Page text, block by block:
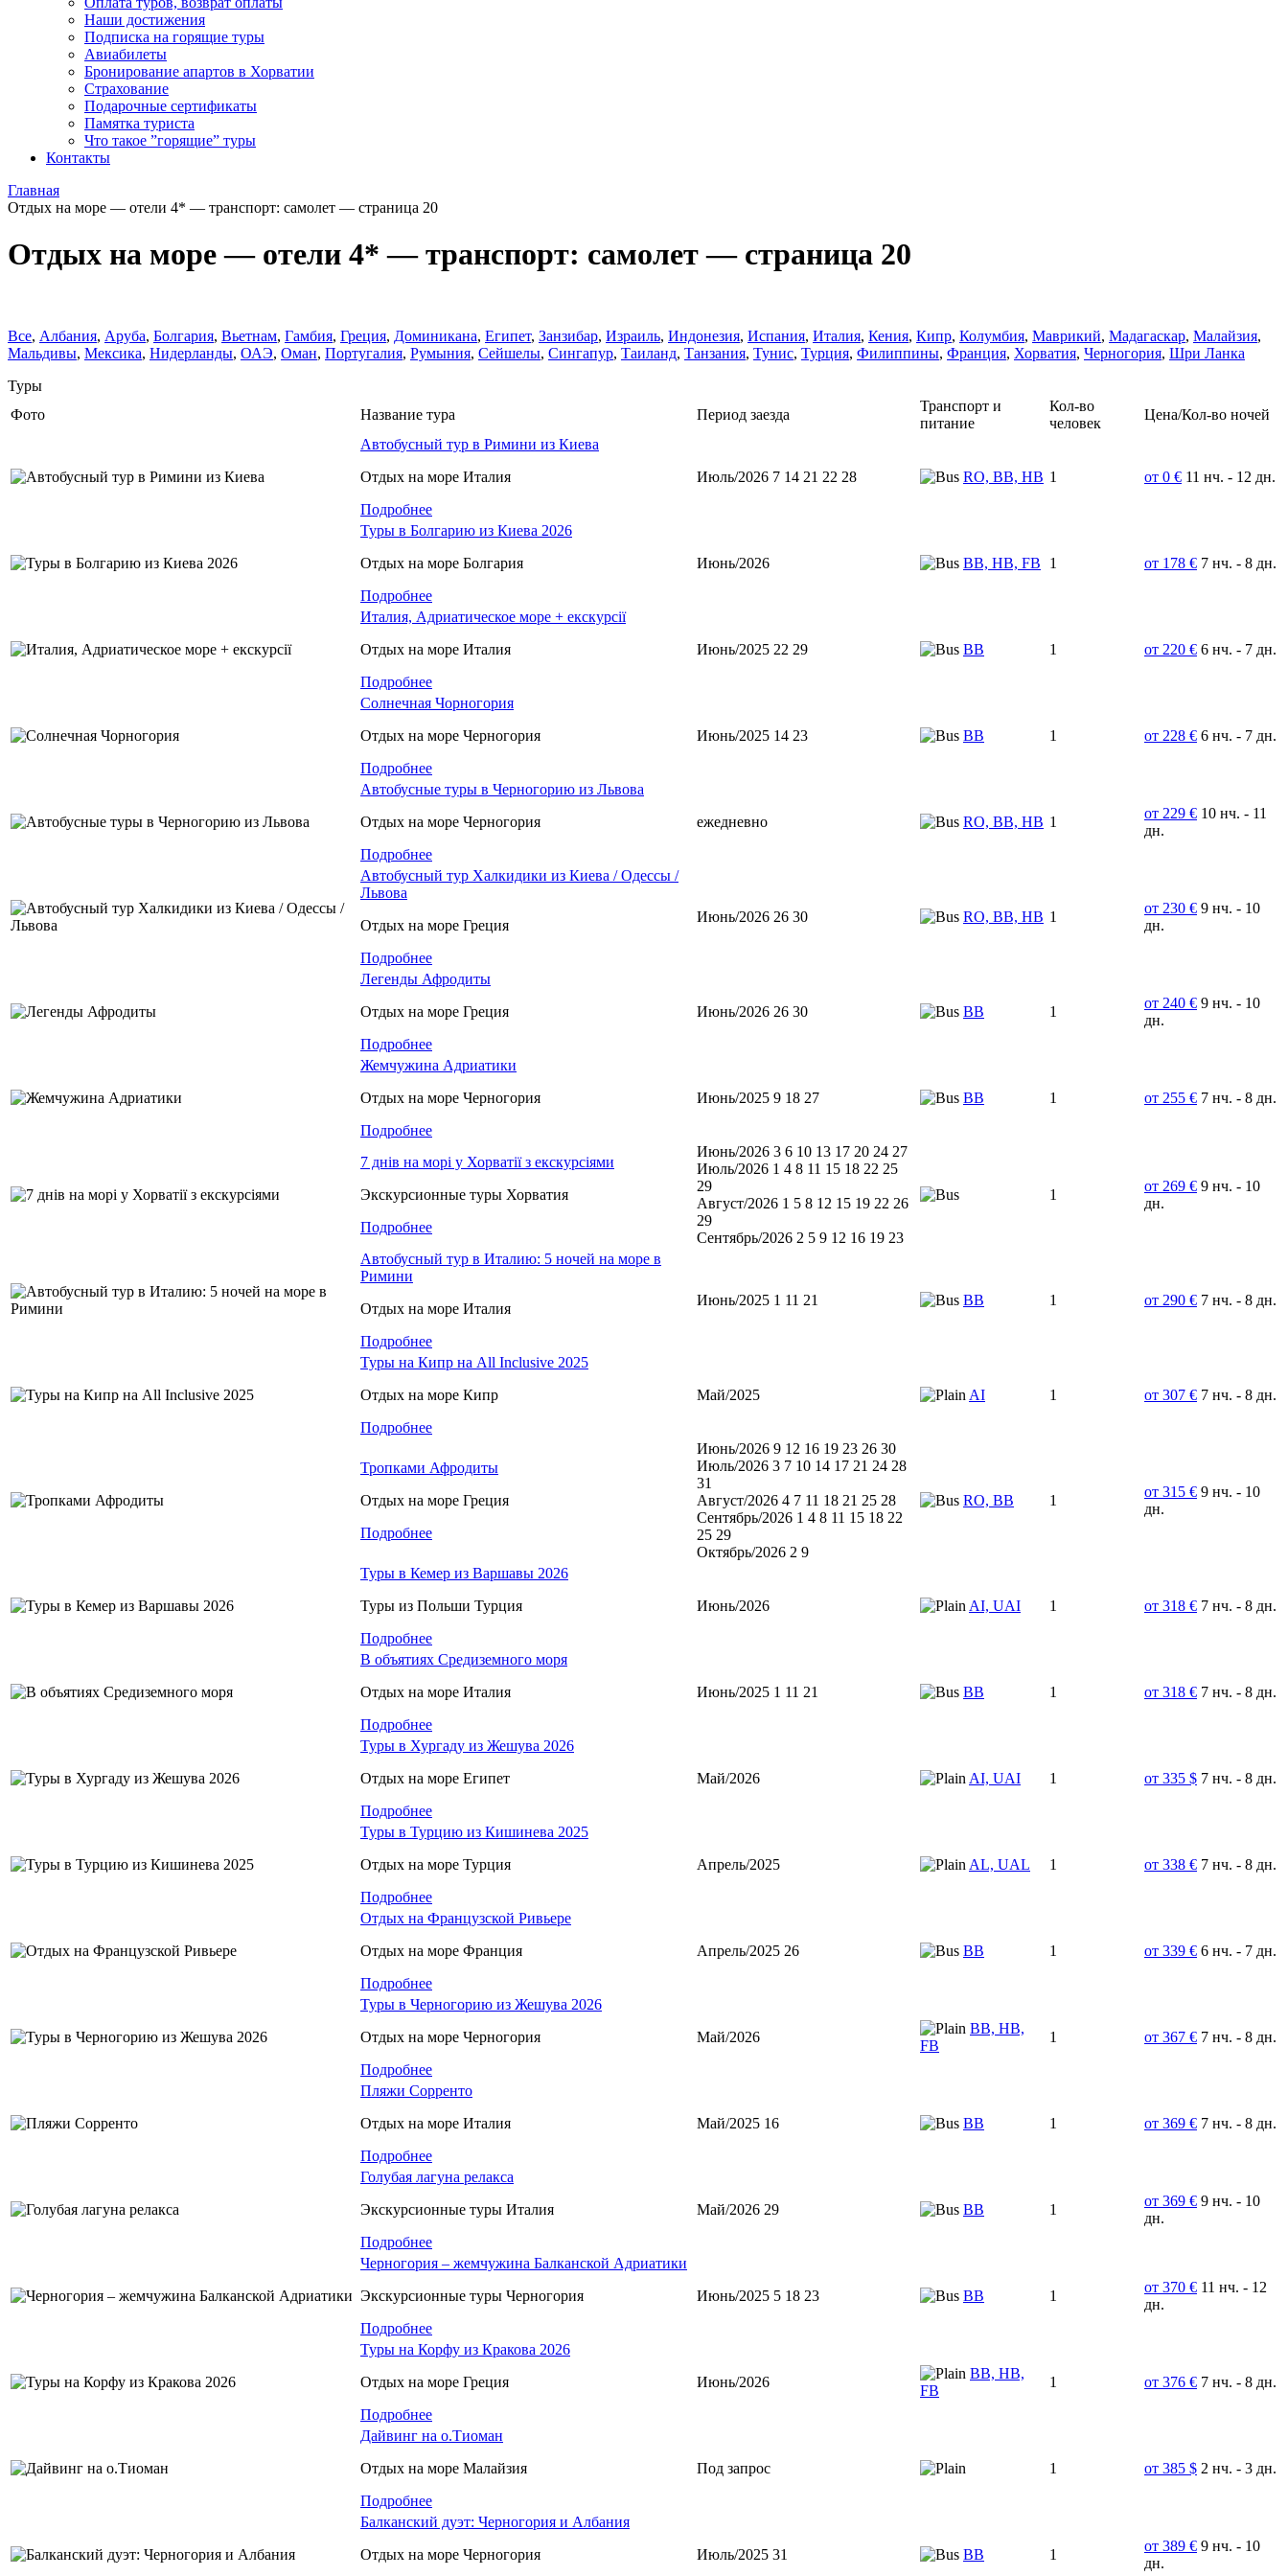
Наши достижения
Подписка на горящие туры
Авиабилеты
Бронирование апартов в Хорватии
Страхование
Подарочные сертификаты
Памятка туриста
Что такое ”горящие” туры
Контакты
Главная
Отдых на море — отели 4* — транспорт: самолет — страница 20
Отдых на море — отели 4* — транспорт: самолет — страница 20
Все, Албания, Аруба, Болгария, Вьетнам, Гамбия, Греция, Доминиканa, Египет, Занзибар, Израиль, Индонезия, Испания, Италия, Кения, Кипр, Колумбия, Маврикий, Мадагаскар, Малайзия,
Мальдивы, Мексика, Нидерланды, ОАЭ, Оман, Португалия, Румыния, Сейшелы, Сингапур, Таиланд, Танзания, Тунис, Турция, Филиппины, Франция, Хорватия, Черногория, Шри Ланка
Туры
Фото
Название тура Период заезда
Транспорт и
питание
Кол-во
человек
Цена/Кол-во ночей
Автобусный тур в Римини из Киева
Отдых на море Италия
Подробнее
Июль/2026 7 14 21 22 28 RO, BB, HB 1 от 0 € 11 нч. - 12 дн.
Туры в Болгарию из Киева 2026
Отдых на море Болгария
Подробнее
Июнь/2026 BB, HB, FB 1 от 178 € 7 нч. - 8 дн.
Италия, Адриатическое море + екскурсії
Отдых на море Италия
Подробнее
Июнь/2025 22 29 BB 1 от 220 € 6 нч. - 7 дн.
Солнечная Чорногория
Отдых на море Черногория
Подробнее
Июнь/2025 14 23 BB 1 от 228 € 6 нч. - 7 дн.
Автобусные туры в Черногорию из Львова
Отдых на море Черногория
Подробнее
ежедневно RO, BB, HB 1
от 229 € 10 нч. - 11
дн.
Автобусный тур Халкидики из Киева / Одессы /
Львова
Отдых на море Греция
Подробнее
Июнь/2026 26 30 RO, BB, HB 1
от 230 € 9 нч. - 10
дн.
Легенды Афродиты
Отдых на море Греция
Подробнее
Июнь/2026 26 30 ВВ 1
от 240 € 9 нч. - 10
дн.
Жемчужина Адриатики
Отдых на море Черногория
Подробнее
Июнь/2025 9 18 27 BB 1 от 255 € 7 нч. - 8 дн.
7 днів на морі у Хорватії з екскурсіями
Экскурсионные туры Хорватия
Подробнее
Июнь/2026 3 6 10 13 17 20 24 27
Июль/2026 1 4 8 11 15 18 22 25
29
Август/2026 1 5 8 12 15 19 22 26
29
Сентябрь/2026 2 5 9 12 16 19 23
1
от 269 € 9 нч. - 10
дн.
Автобусный тур в Италию: 5 ночей на море в
Римини
Отдых на море Италия
Подробнее
Июнь/2025 1 11 21 ВВ 1 от 290 € 7 нч. - 8 дн.
Туры на Кипр на All Inclusive 2025
Отдых на море Кипр
Подробнее
Май/2025 AI 1 от 307 € 7 нч. - 8 дн.
Тропками Афродиты
Отдых на море Греция
Подробнее
Июнь/2026 9 12 16 19 23 26 30
Июль/2026 3 7 10 14 17 21 24 28
31
Август/2026 4 7 11 18 21 25 28
Сентябрь/2026 1 4 8 11 15 18 22
25 29
Октябрь/2026 2 9
RO, BB 1
от 315 € 9 нч. - 10
дн.
Туры в Кемер из Варшавы 2026
Туры из Польши Турция
Подробнее
Июнь/2026 AI, UAI 1 от 318 € 7 нч. - 8 дн.
В объятиях Средиземного моря
Отдых на море Италия
Подробнее
Июнь/2025 1 11 21 BB 1 от 318 € 7 нч. - 8 дн.
Туры в Хургаду из Жешува 2026
Отдых на море Египет
Подробнее
Май/2026 AI, UAI 1 от 335 $ 7 нч. - 8 дн.
Туры в Турцию из Кишинева 2025
Отдых на море Турция
Подробнее
Апрель/2025 AL, UAL 1 от 338 € 7 нч. - 8 дн.
Отдых на Французской Ривьере
Отдых на море Франция
Подробнее
Апрель/2025 26 BB 1 от 339 € 6 нч. - 7 дн.
Туры в Черногорию из Жешува 2026
Отдых на море Черногория
Подробнее
Май/2026
BB, HB,
FB
1 от 367 € 7 нч. - 8 дн.
Пляжи Сорренто
Отдых на море Италия
Подробнее
Май/2025 16 BB 1 от 369 € 7 нч. - 8 дн.
Голубая лагуна релакса
Экскурсионные туры Италия
Подробнее
Май/2026 29 BB 1
от 369 € 9 нч. - 10
дн.
Черногория – жемчужина Балканской Адриатики
Экскурсионные туры Черногория
Подробнее
Июнь/2025 5 18 23 BB 1
от 370 € 11 нч. - 12
дн.
Туры на Корфу из Кракова 2026
Отдых на море Греция
Подробнее
Июнь/2026
BB, HB,
FB
1 от 376 € 7 нч. - 8 дн.
Дайвинг на о.Тиоман
Отдых на море Малайзия
Подробнее
Под запрос 1 от 385 $ 2 нч. - 3 дн.
Балканский дуэт: Черногория и Албания
Отдых на море Черногория
Июль/2025 31 ВВ 1
от 389 € 9 нч. - 10
дн.